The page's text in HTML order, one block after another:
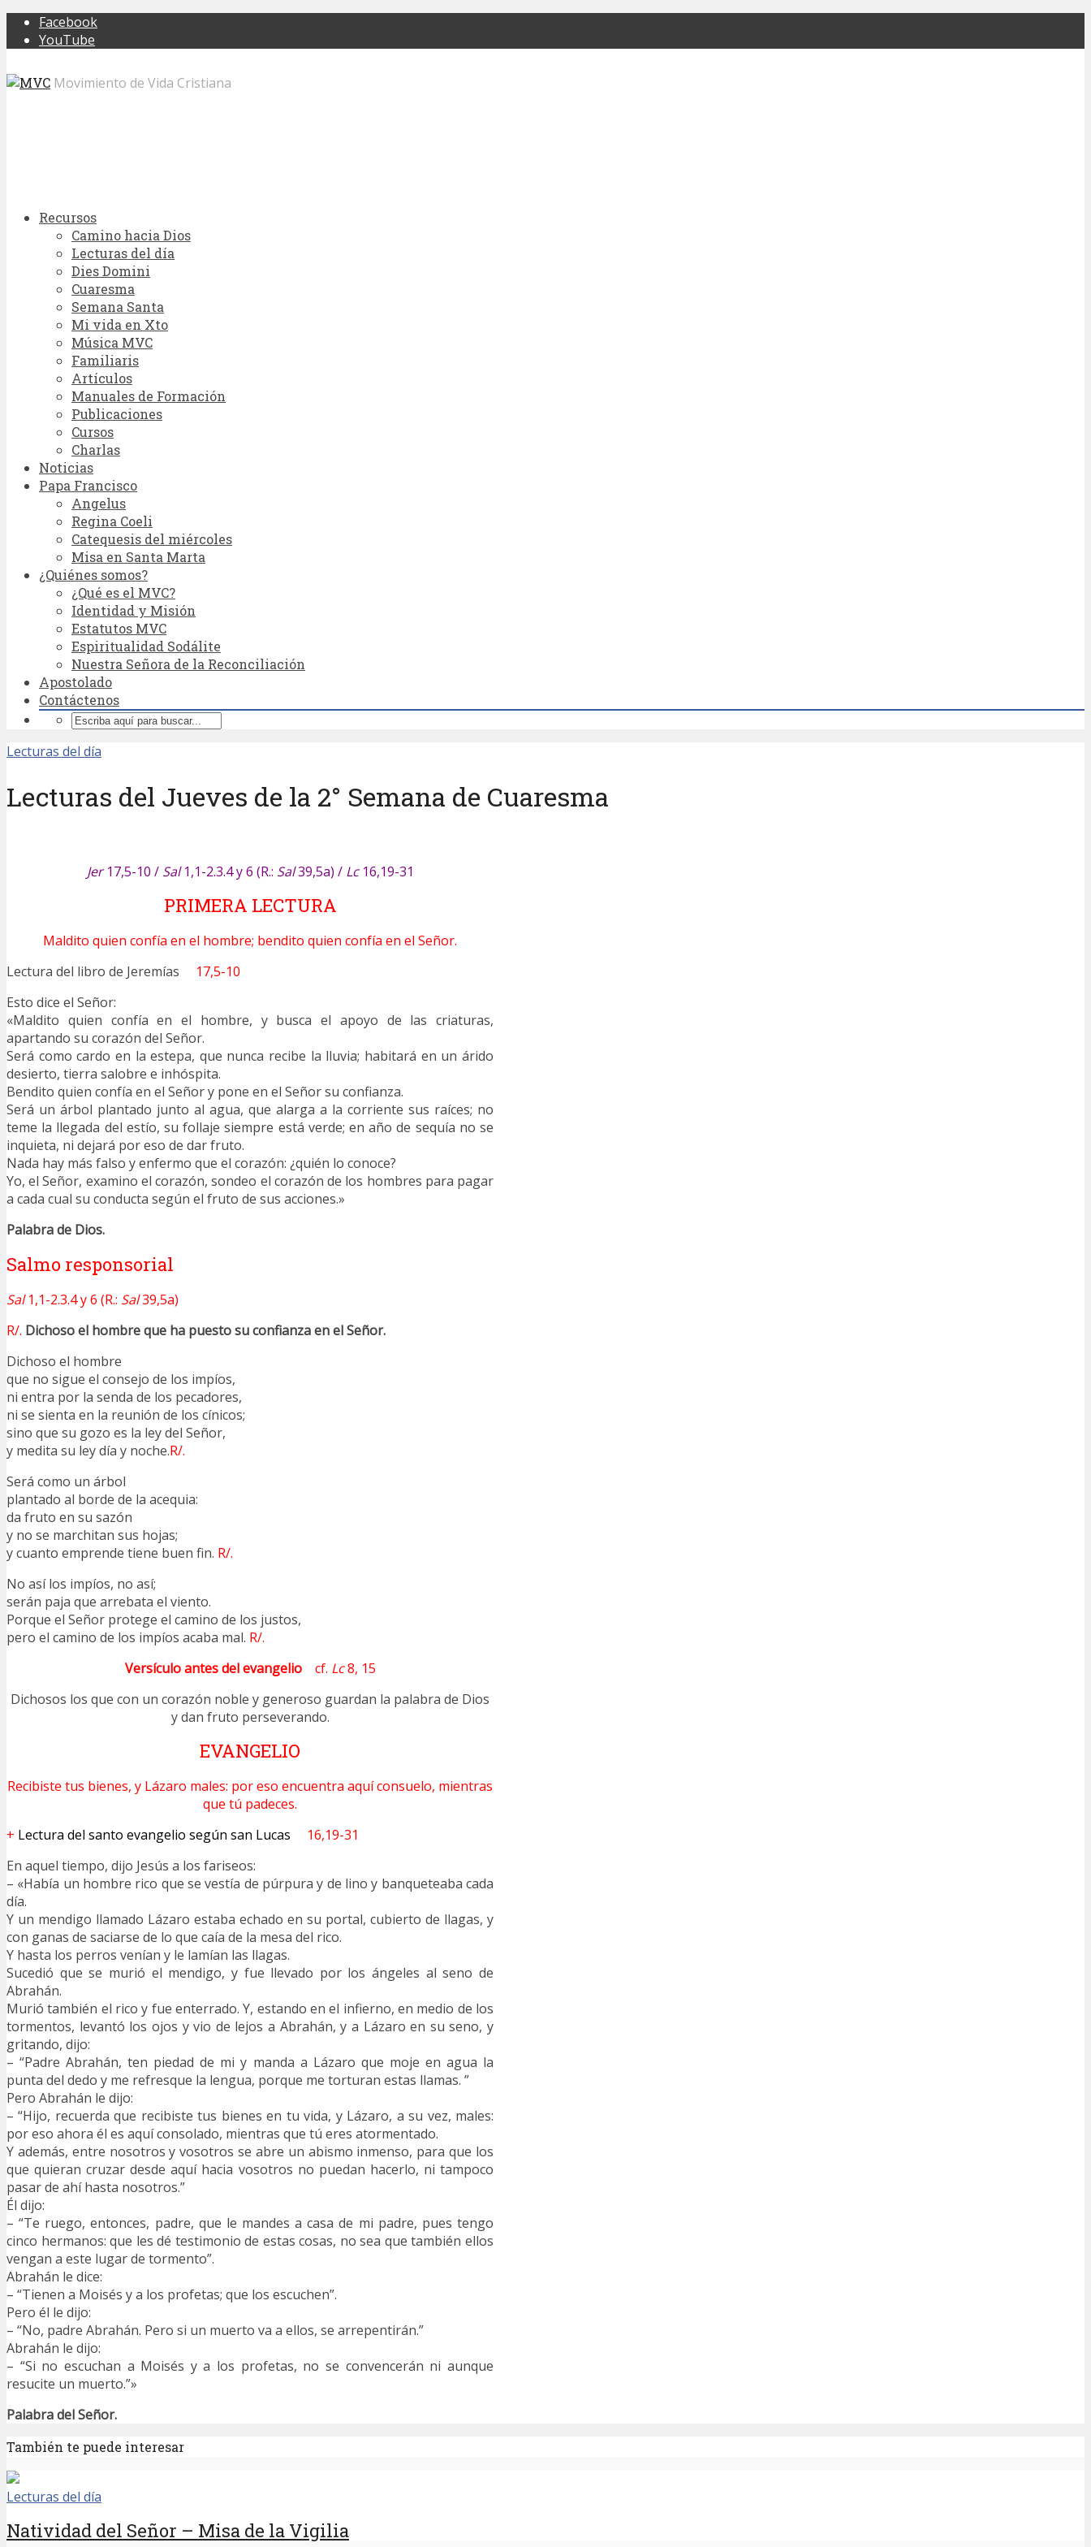
Facebook
YouTube
Movimiento de Vida Cristiana
Recursos
Camino hacia Dios
Lecturas del día
Dies Domini
Cuaresma
Semana Santa
Mi vida en Xto
Música MVC
Familiaris
Artículos
Manuales de Formación
Publicaciones
Cursos
Charlas
Noticias
Papa Francisco
Angelus
Regina Coeli
Catequesis del miércoles
Misa en Santa Marta
¿Quiénes somos?
¿Qué es el MVC?
Identidad y Misión
Estatutos MVC
Espiritualidad Sodálite
Nuestra Señora de la Reconciliación
Apostolado
Contáctenos
Lecturas del día
Lecturas del Jueves de la 2° Semana de Cuaresma
Jer17,5-10 / Sal1,1-2.3.4 y 6 (R.: Sal39,5a) / Lc16,19-31
PRIMERA LECTURA
Maldito quien confía en el hombre; bendito quien confía en el Señor.
Lectura del libro de Jeremías 17,5-10
Esto dice el Señor:
«Maldito quien confía en el hombre, y busca el apoyo de las criaturas,
apartando su corazón del Señor.
Será como cardo en la estepa, que nunca recibe la lluvia; habitará en un árido
desierto, tierra salobre e inhóspita.
Bendito quien confía en el Señor y pone en el Señor su confianza.
Será un árbol plantado junto al agua, que alarga a la corriente sus raíces; no
teme la llegada del estío, su follaje siempre está verde; en año de sequía no se
inquieta, ni dejará por eso de dar fruto.
Nada hay más falso y enfermo que el corazón: ¿quién lo conoce?
Yo, el Señor, examino el corazón, sondeo el corazón de los hombres para pagar
a cada cual su conducta según el fruto de sus acciones.»
Palabra de Dios.
Salmo responsorial
Sal1,1-2.3.4 y 6 (R.: Sal39,5a)
R/. Dichoso el hombre que ha puesto su confianza en el Señor.
Dichoso el hombre
que no sigue el consejo de los impíos,
ni entra por la senda de los pecadores,
ni se sienta en la reunión de los cínicos;
sino que su gozo es la ley del Señor,
y medita su ley día y noche.R/.
Será como un árbol
plantado al borde de la acequia:
da fruto en su sazón
y no se marchitan sus hojas;
y cuanto emprende tiene buen fin. R/.
No así los impíos, no así;
serán paja que arrebata el viento.
Porque el Señor protege el camino de los justos,
pero el camino de los impíos acaba mal. R/.
Versículo antes del evangeliocf. Lc8, 15
Dichosos los que con un corazón noble y generoso guardan la palabra de Dios
y dan fruto perseverando.
EVANGELIO
Recibiste tus bienes, y Lázaro males: por eso encuentra aquí consuelo, mientras
que tú padeces.
+ Lectura del santo evangelio según san Lucas 16,19-31
En aquel tiempo, dijo Jesús a los fariseos:
– «Había un hombre rico que se vestía de púrpura y de lino y banqueteaba cada
día.
Y un mendigo llamado Lázaro estaba echado en su portal, cubierto de llagas, y
con ganas de saciarse de lo que caía de la mesa del rico.
Y hasta los perros venían y le lamían las llagas.
Sucedió que se murió el mendigo, y fue llevado por los ángeles al seno de
Abrahán.
Murió también el rico y fue enterrado. Y, estando en el infierno, en medio de los
tormentos, levantó los ojos y vio de lejos a Abrahán, y a Lázaro en su seno, y
gritando, dijo:
– “Padre Abrahán, ten piedad de mi y manda a Lázaro que moje en agua la
punta del dedo y me refresque la lengua, porque me torturan estas llamas. ”
Pero Abrahán le dijo:
– “Hijo, recuerda que recibiste tus bienes en tu vida, y Lázaro, a su vez, males:
por eso ahora él es aquí consolado, mientras que tú eres atormentado.
Y además, entre nosotros y vosotros se abre un abismo inmenso, para que los
que quieran cruzar desde aquí hacia vosotros no puedan hacerlo, ni tampoco
pasar de ahí hasta nosotros.”
Él dijo:
– “Te ruego, entonces, padre, que le mandes a casa de mi padre, pues tengo
cinco hermanos: que les dé testimonio de estas cosas, no sea que también ellos
vengan a este lugar de tormento”.
Abrahán le dice:
– “Tienen a Moisés y a los profetas; que los escuchen”.
Pero él le dijo:
– “No, padre Abrahán. Pero si un muerto va a ellos, se arrepentirán.”
Abrahán le dijo:
– “Si no escuchan a Moisés y a los profetas, no se convencerán ni aunque
resucite un muerto.”»
Palabra del Señor.
También te puede interesar
Lecturas del día
Natividad del Señor – Misa de la Vigilia